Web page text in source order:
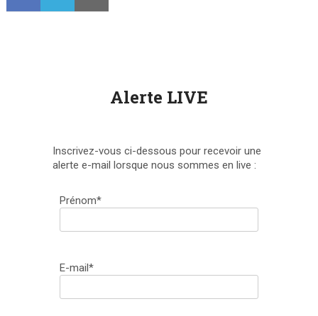
Alerte LIVE
Inscrivez-vous ci-dessous pour recevoir une
alerte e-mail lorsque nous sommes en live :
Prénom*
E-mail*